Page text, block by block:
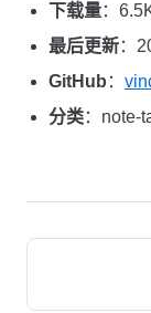
下载量：
最后更新：
GitHub ：
分类：note-
Pager